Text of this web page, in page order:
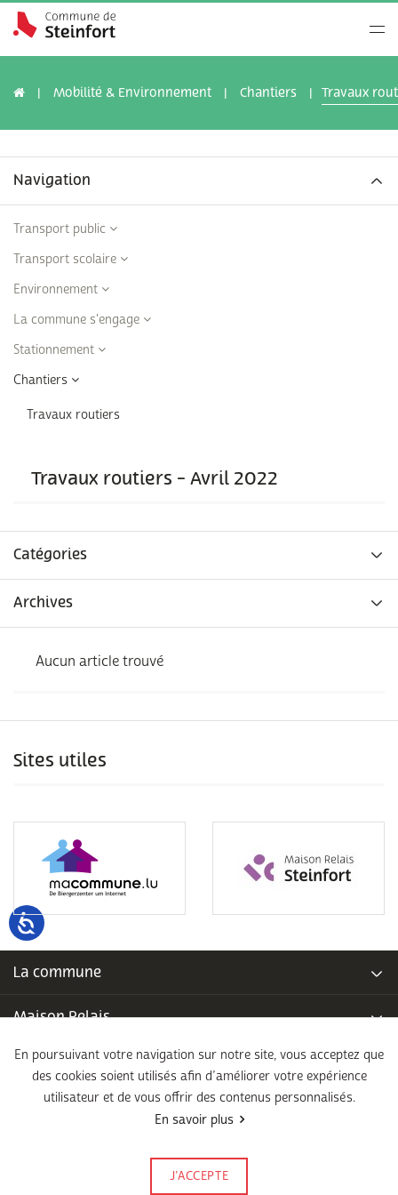
Mobilité & Environnement Chantiers Travaux
Navigation
Transport public
Transport scolaire
Environnement
La commune s'engage
Stationnement
Chantiers
Travaux routiers
Travaux routiers - Avril 2022
Catégories
Archives
Aucun article trouvé
Sites utiles
La commune
Maison Relais
Piscine communale
École fondamentale
En poursuivant votre navigation sur notre site, vous acceptez que
des cookies soient utilisés afin d’améliorer votre expérience
utilisateur et de vous offrir des contenus personnalisés.
En savoir plus
J’ACCEPTE